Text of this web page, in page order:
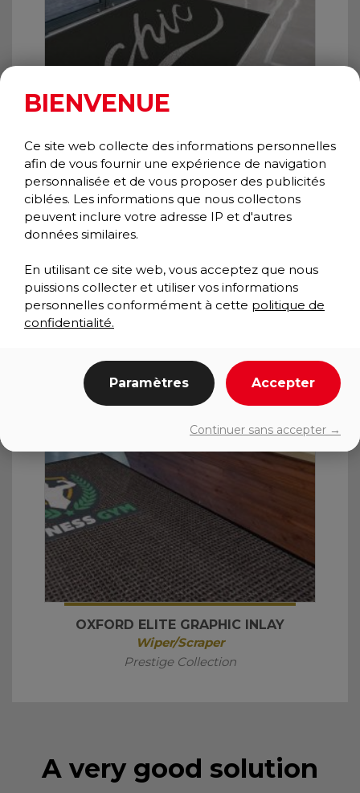
JASPER GRAPHIC INLAY
Classic Collection
OXFORD ELITE GRAPHIC INLAY
Wiper/Scraper
Prestige Collection
A very good solution
BIENVENUE
Ce site web collecte des informations personnelles
afin de vous fournir une expérience de navigation
personnalisée et de vous proposer des publicités
ciblées. Les informations que nous collectons
peuvent inclure votre adresse IP et d'autres
données similaires.
En utilisant ce site web, vous acceptez que nous
puissions collecter et utiliser vos informations
personnelles conformément à cette politique de
confidentialité.
Paramètres Accepter
Continuer sans accepter →